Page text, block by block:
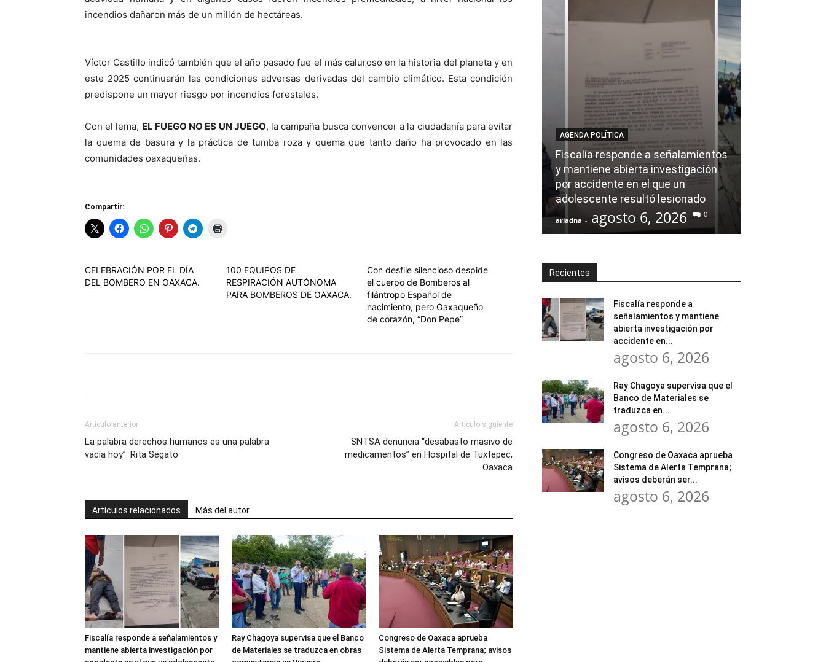
incendios dañaron más de un millón de hectáreas.
Víctor Castillo indicó también que el año pasado fue el más caluroso en la historia del planeta y en
este 2025 continuarán las condiciones adversas derivadas del cambio climático. Esta condición
predispone un mayor riesgo por incendios forestales.
Con el lema, EL FUEGO NO ES UN JUEGO, la campaña busca convencer a la ciudadanía para evitar
la quema de basura y la práctica de tumba roza y quema que tanto daño ha provocado en las
comunidades oaxaqueñas.
Compartir:
CELEBRACIÓN POR EL DÍA
DEL BOMBERO EN OAXACA.
100 EQUIPOS DE
RESPIRACIÓN AUTÓNOMA
PARA BOMBEROS DE OAXACA.
Con desfile silencioso despide
el cuerpo de Bomberos al
filántropo Español de
nacimiento, pero Oaxaqueño
de corazón, “Don Pepe”
Artículo anterior
La palabra derechos humanos es una palabra
vacía hoy”: Rita Segato
Artículo siguiente
SNTSA denuncia “desabasto masivo de
medicamentos” en Hospital de Tuxtepec,
Oaxaca
Artículos relacionados Más del autor
Fiscalía responde a señalamientos y
mantiene abierta investigación por
Ray Chagoya supervisa que el Banco
de Materiales se traduzca en obras
Congreso de Oaxaca aprueba
Sistema de Alerta Temprana; avisos
AGENDA POLÍTICA
Fiscalía responde a señalamientos
y mantiene abierta investigación
por accidente en el que un
adolescente resultó lesionado
ariadna - agosto 6, 2026 0
Recientes
Fiscalía responde a
señalamientos y mantiene
abierta investigación por
accidente en...
agosto 6, 2026
Ray Chagoya supervisa que el
Banco de Materiales se
traduzca en...
agosto 6, 2026
Congreso de Oaxaca aprueba
Sistema de Alerta Temprana;
avisos deberán ser...
agosto 6, 2026